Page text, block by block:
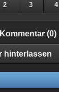
2 3 4
(0)
hinterlassen